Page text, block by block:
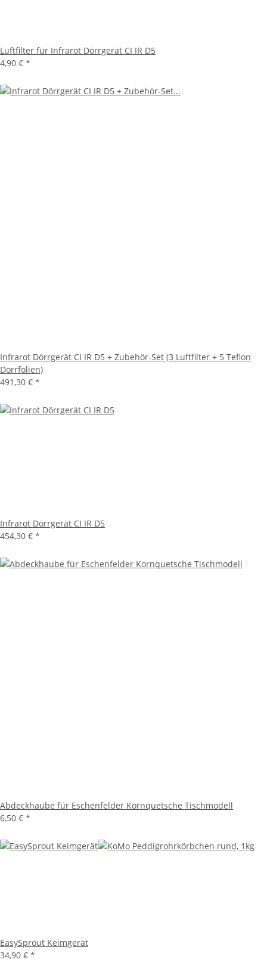
Luftfilter für Infrarot Dörrgerät CI IR D5
4,90 € *
Infrarot Dörrgerät CI IR D5 + Zubehör-Set (3 Luftfilter + 5 Teflon
Dörrfolien)
491,30 € *
Infrarot Dörrgerät CI IR D5
454,30 € *
Abdeckhaube für Eschenfelder Kornquetsche Tischmodell
6,50 € *
EasySprout Keimgerät
34,90 € *